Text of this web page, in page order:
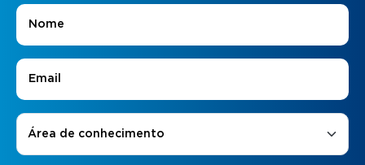
Nome
E-mail
Áreas de Interesse
Área de conhecimento